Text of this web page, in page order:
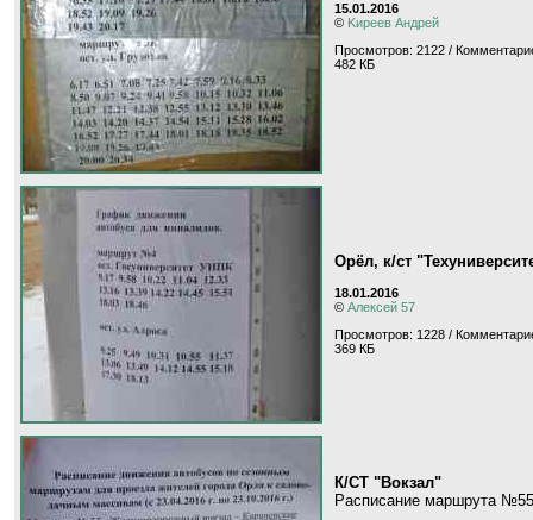
15.01.2016
© Kиpeeв Aндpeй
Просмотров: 2122 /
482 КБ
Орёл, к/ст
18.01.2016
© Алексей 57
Просмотров: 1228 /
369 КБ
К/СТ "Вокзал"
Расписание маршрута №55